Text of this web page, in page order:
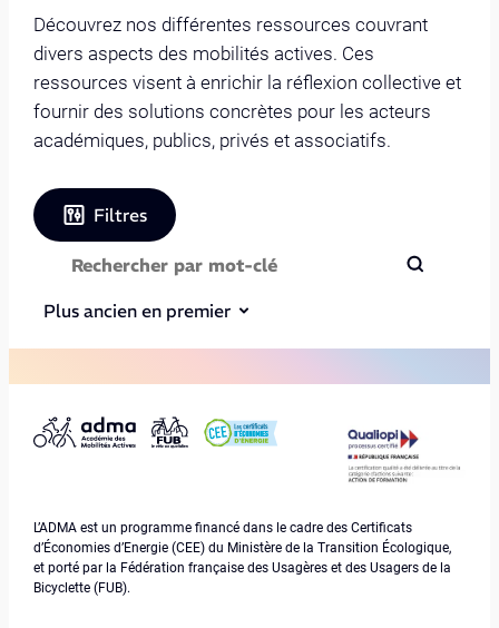
Découvrez nos différentes ressources couvrant
divers aspects des mobilités actives. Ces
ressources visent à enrichir la réflexion collective et
fournir des solutions concrètes pour les acteurs
académiques, publics, privés et associatifs.
Filtres
Plus ancien en premier
L’ADMA est un programme financé dans le cadre des Certificats
d’Économies d’Energie (CEE) du Ministère de la Transition Écologique,
et porté par la Fédération française des Usagères et des Usagers de la
Bicyclette (FUB).